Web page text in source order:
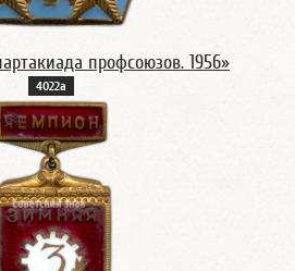
профсоюзов. 1956»
4022а